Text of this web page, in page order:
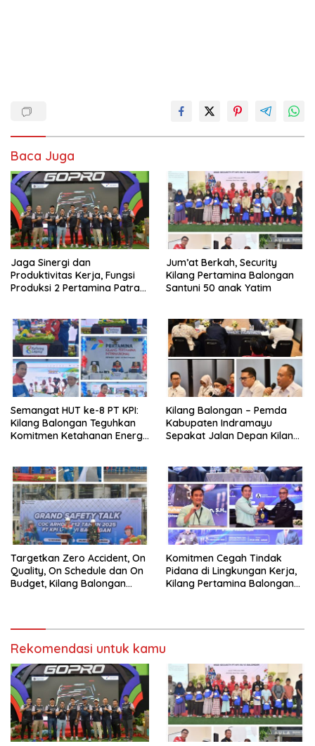
Baca Juga
Jaga Sinergi dan
Produktivitas Kerja, Fungsi
Produksi 2 Pertamina Patra
Jum’at Berkah, Security
Kilang Pertamina Balongan
Santuni 50 anak Yatim
Semangat HUT ke-8 PT KPI:
Kilang Balongan Teguhkan
Komitmen Ketahanan Energi
Yayasan Pendidikan
Kilang Balongan – Pemda
Kabupaten Indramayu
Sepakat Jalan Depan Kilang
Sukaurip-Sukareja
Targetkan Zero Accident, On
Quality, On Schedule dan On
Budget, Kilang Balongan
Komitmen Cegah Tindak
Pidana di Lingkungan Kerja,
Kilang Pertamina Balongan
Rekomendasi untuk kamu